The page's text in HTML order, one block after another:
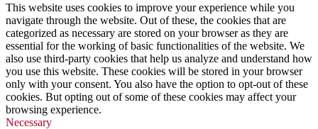
This website uses cookies to improve your experience while you
navigate through the website. Out of these, the cookies that are
categorized as necessary are stored on your browser as they are
essential for the working of basic functionalities of the website. We
also use third-party cookies that help us analyze and understand how
you use this website. These cookies will be stored in your browser
only with your consent. You also have the option to opt-out of these
cookies. But opting out of some of these cookies may affect your
browsing experience.
Necessary